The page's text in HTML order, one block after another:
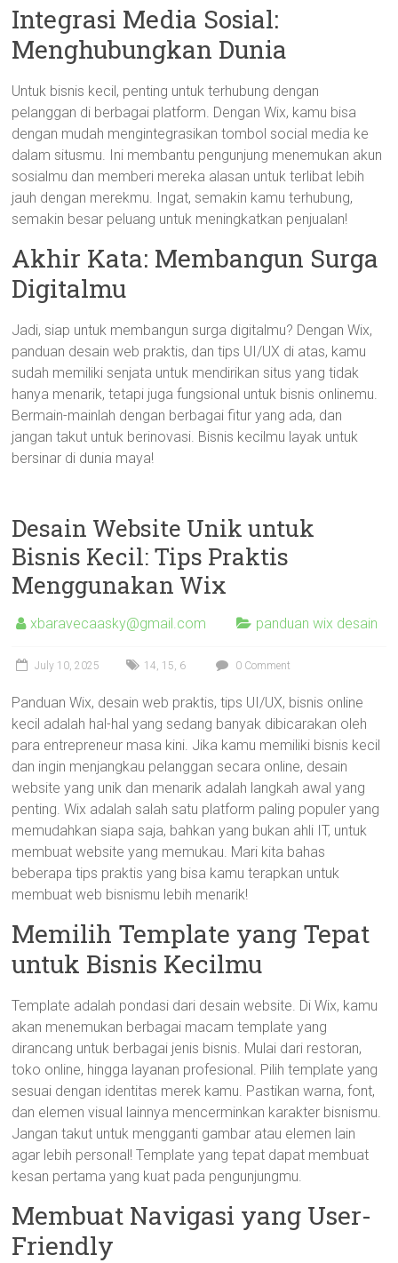
Integrasi Media Sosial:
Menghubungkan Dunia
Untuk bisnis kecil, penting untuk terhubung dengan
pelanggan di berbagai platform. Dengan Wix, kamu bisa
dengan mudah mengintegrasikan tombol social media ke
dalam situsmu. Ini membantu pengunjung menemukan akun
sosialmu dan memberi mereka alasan untuk terlibat lebih
jauh dengan merekmu. Ingat, semakin kamu terhubung,
semakin besar peluang untuk meningkatkan penjualan!
Akhir Kata: Membangun Surga
Digitalmu
Jadi, siap untuk membangun surga digitalmu? Dengan Wix,
panduan desain web praktis, dan tips UI/UX di atas, kamu
sudah memiliki senjata untuk mendirikan situs yang tidak
hanya menarik, tetapi juga fungsional untuk bisnis onlinemu.
Bermain-mainlah dengan berbagai fitur yang ada, dan
jangan takut untuk berinovasi. Bisnis kecilmu layak untuk
bersinar di dunia maya!
Desain Website Unik untuk
Bisnis Kecil: Tips Praktis
Menggunakan Wix
xbaravecaasky@gmail.com panduan wix desain
July 10, 2025 14, 15, 6 0 Comment
Panduan Wix, desain web praktis, tips UI/UX, bisnis online
kecil adalah hal-hal yang sedang banyak dibicarakan oleh
para entrepreneur masa kini. Jika kamu memiliki bisnis kecil
dan ingin menjangkau pelanggan secara online, desain
website yang unik dan menarik adalah langkah awal yang
penting. Wix adalah salah satu platform paling populer yang
memudahkan siapa saja, bahkan yang bukan ahli IT, untuk
membuat website yang memukau. Mari kita bahas
beberapa tips praktis yang bisa kamu terapkan untuk
membuat web bisnismu lebih menarik!
Memilih Template yang Tepat
untuk Bisnis Kecilmu
Template adalah pondasi dari desain website. Di Wix, kamu
akan menemukan berbagai macam template yang
dirancang untuk berbagai jenis bisnis. Mulai dari restoran,
toko online, hingga layanan profesional. Pilih template yang
sesuai dengan identitas merek kamu. Pastikan warna, font,
dan elemen visual lainnya mencerminkan karakter bisnismu.
Jangan takut untuk mengganti gambar atau elemen lain
agar lebih personal! Template yang tepat dapat membuat
kesan pertama yang kuat pada pengunjungmu.
Membuat Navigasi yang User-
Friendly